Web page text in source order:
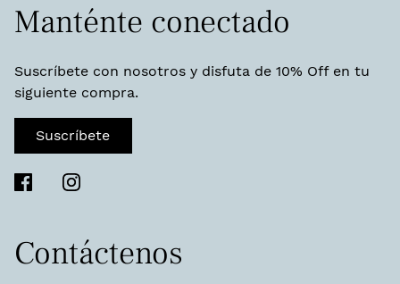
Manténte conectado
Suscríbete con nosotros y disfuta de 10% Off en tu
siguiente compra.
Suscríbete
Contáctenos